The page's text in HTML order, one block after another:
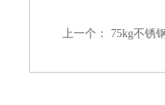
上一个： 75kg不锈